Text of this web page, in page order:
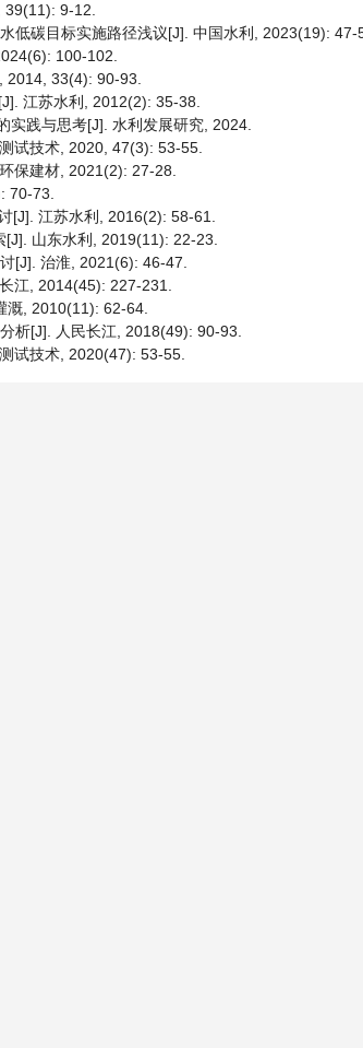
9-12.
低碳目标实施路径浅议[J]. 中国水利, 2023(19): 47-
100-102.
2014, 33(4): 90-93.
江苏水利, 2012(2): 35-38.
实践与思考[J]. 水利发展研究, 2024.
试技术, 2020, 47(3): 53-55.
保建材, 2021(2): 27-28.
70-73.
[J]. 江苏水利, 2016(2): 58-61.
山东水利, 2019(11): 22-23.
[J]. 治淮, 2021(6): 46-47.
江, 2014(45): 227-231.
溉, 2010(11): 62-64.
析[J]. 人民长江, 2018(49): 90-93.
试技术, 2020(47): 53-55.